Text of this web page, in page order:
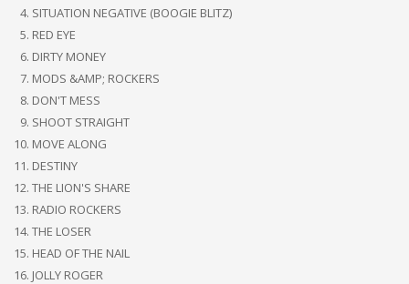
SITUATION NEGATIVE (BOOGIE BLITZ)
RED EYE
DIRTY MONEY
MODS &AMP; ROCKERS
DON'T MESS
SHOOT STRAIGHT
MOVE ALONG
DESTINY
THE LION'S SHARE
RADIO ROCKERS
THE LOSER
HEAD OF THE NAIL
JOLLY ROGER